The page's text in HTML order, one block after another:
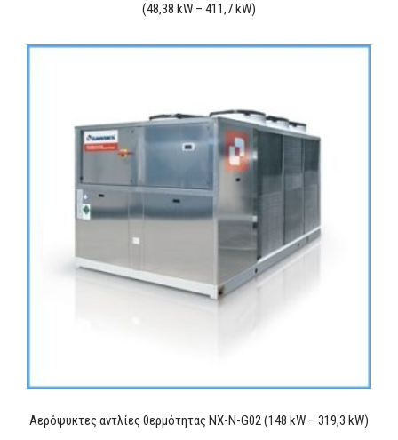
(48,38 kW – 411,7 kW)
Αερόψυκτες αντλίες θερμότητας NX-N-G02 (148 kW – 319,3 kW)